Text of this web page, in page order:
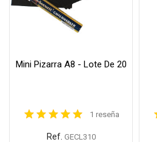
Mini Pizarra A8 - Lote De 20
1 reseña
Ref. GECL310